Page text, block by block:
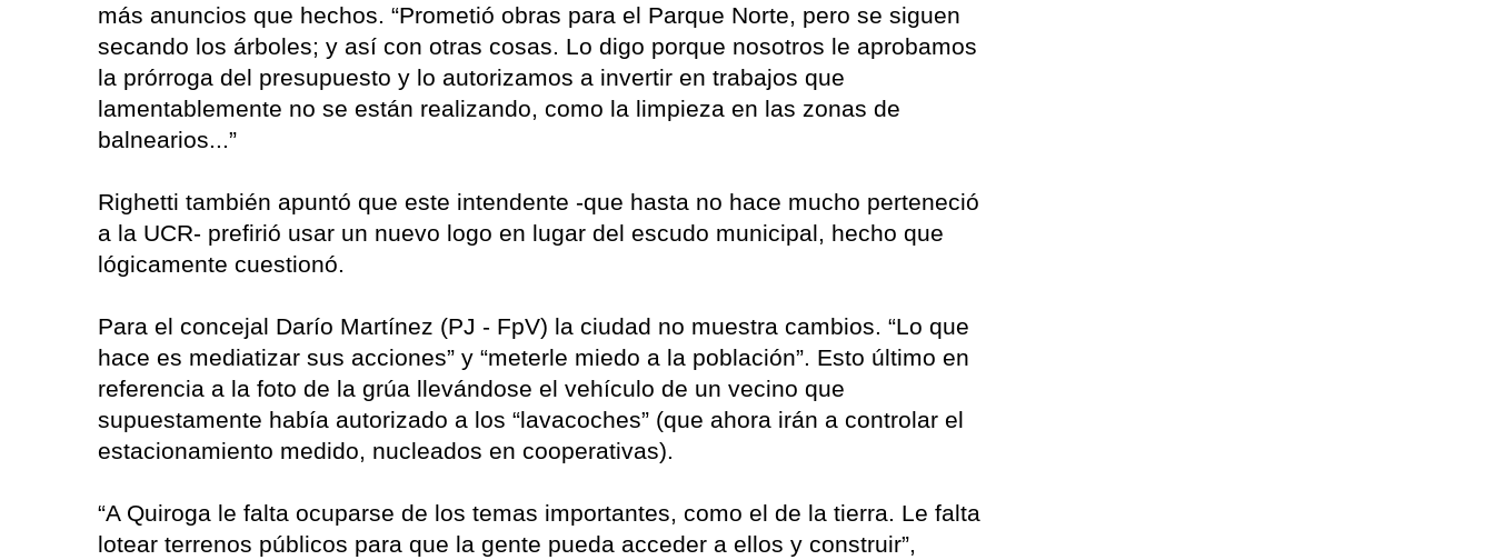
más anuncios que hechos. “Prometió obras para el Parque Norte, pero se siguen
secando los árboles; y así con otras cosas. Lo digo porque nosotros le aprobamos
la prórroga del presupuesto y lo autorizamos a invertir en trabajos que
lamentablemente no se están realizando, como la limpieza en las zonas de
balnearios...”
Righetti también apuntó que este intendente -que hasta no hace mucho perteneció
a la UCR- prefirió usar un nuevo logo en lugar del escudo municipal, hecho que
lógicamente cuestionó.
Para el concejal Darío Martínez (PJ - FpV) la ciudad no muestra cambios. “Lo que
hace es mediatizar sus acciones” y “meterle miedo a la población”. Esto último en
referencia a la foto de la grúa llevándose el vehículo de un vecino que
supuestamente había autorizado a los “lavacoches” (que ahora irán a controlar el
estacionamiento medido, nucleados en cooperativas).
“A Quiroga le falta ocuparse de los temas importantes, como el de la tierra. Le falta
lotear terrenos públicos para que la gente pueda acceder a ellos y construir”,